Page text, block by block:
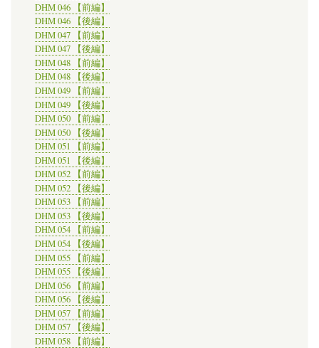
DHM 046 【前編】
DHM 046 【後編】
DHM 047 【前編】
DHM 047 【後編】
DHM 048 【前編】
DHM 048 【後編】
DHM 049 【前編】
DHM 049 【後編】
DHM 050 【前編】
DHM 050 【後編】
DHM 051 【前編】
DHM 051 【後編】
DHM 052 【前編】
DHM 052 【後編】
DHM 053 【前編】
DHM 053 【後編】
DHM 054 【前編】
DHM 054 【後編】
DHM 055 【前編】
DHM 055 【後編】
DHM 056 【前編】
DHM 056 【後編】
DHM 057 【前編】
DHM 057 【後編】
DHM 058 【前編】